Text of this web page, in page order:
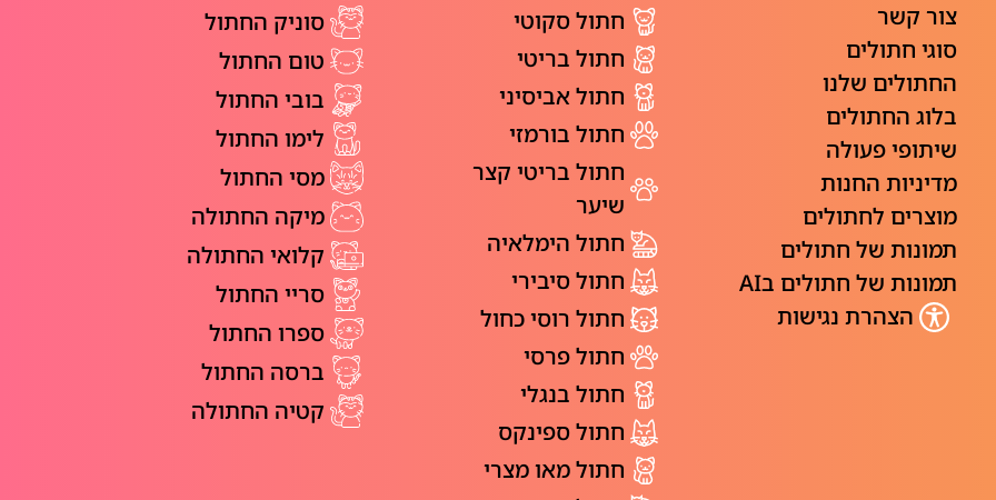
צור קשר
סוגי חתולים
החתולים שלנו
בלוג החתולים
שיתופי פעולה
מדיניות החנות
מוצרים לחתולים
תמונות של חתולים
תמונות של חתולים בAI
הצהרת נגישות
חתול סקוטי
חתול בריטי
חתול אביסיני
חתול בורמזי
חתול בריטי קצר
שיער
חתול הימלאיה
חתול סיבירי
חתול רוסי כחול
חתול פרסי
חתול בנגלי
חתול ספינקס
חתול מאו מצרי
סוניק החתול
טום החתול
בובי החתול
לימו החתול
מסי החתול
מיקה החתולה
קלואי החתולה
סריי החתול
ספרו החתול
ברסה החתול
קטיה החתולה